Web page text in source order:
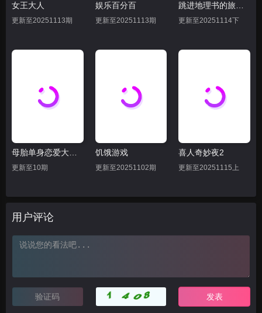
女王大人
更新至20251113期
娱乐百分百
更新至20251113期
跳进地理书的旅行2025·甘肃篇
更新至20251114下
更新至10期
饥饿游戏
更新至20251102期
喜人奇妙夜2
更新至20251115上
用户评论